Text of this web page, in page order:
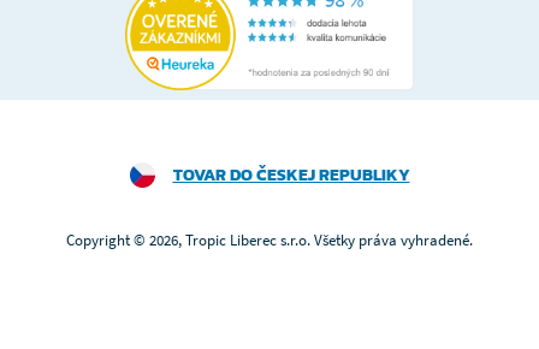
TOVAR DO ČESKEJ REPUBLIKY
Copyright © 2026, Tropic Liberec s.r.o. Všetky práva vyhradené.